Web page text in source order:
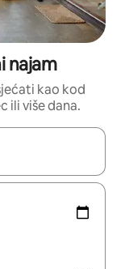
najam
kao kod
ili više dana.
pregledati